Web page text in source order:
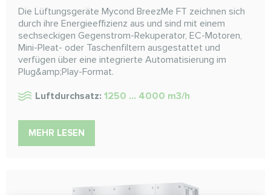
Die Lüftungsgeräte Mycond BreezMe FT zeichnen sich
durch ihre Energieeffizienz aus und sind mit einem
sechseckigen Gegenstrom-Rekuperator, EC-Motoren,
Mini-Pleat- oder Taschenfiltern ausgestattet und
verfügen über eine integrierte Automatisierung im
Plug&amp;Play-Format.
Luftdurchsatz: 1250 ... 4000 m3/h
MEHR LESEN